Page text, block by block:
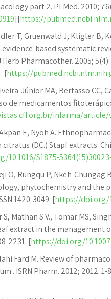
part 2. Pl Med. 2010;
][https://
T, Gruenwald J, Kligler B,
evidence-based systematic
Pharmacother. 2005;
[https://
Júnior MA, Bertasso CC,
de medicamentos
infarma/article/
E, Nyoh A.
(DC.) Stapf extracts.
S1875-
O, Rungqu P, Nkeh-Chungag
phytochemistry and the
1420-3049. [https://doi.org/
S, Mathan S V., Tomar MS,
extract in the management
2231. [https://doi.org/
Fard M. Review of
. ISRN Pharm. 2012; 2012: 1-